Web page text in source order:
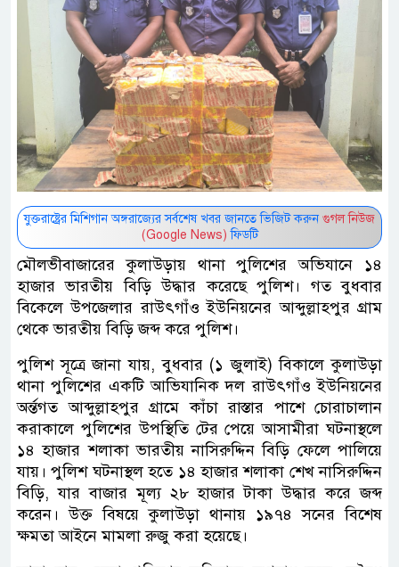
যুক্তরাষ্ট্রের মিশিগান অঙ্গরাজ্যের সর্বশেষ খবর জানতে ভিজিট করুন গুগল নিউজ
(Google News) ফিডটি
মৌলভীবাজারের কুলাউড়ায় থানা পুলিশের অভিযানে ১৪
হাজার ভারতীয় বিড়ি উদ্ধার করেছে পুলিশ। গত বুধবার
বিকেলে উপজেলার রাউৎগাঁও ইউনিয়নের আব্দুল্লাহপুর গ্রাম
থেকে ভারতীয় বিড়ি জব্দ করে পুলিশ।
পুলিশ সূত্রে জানা যায়, বুধবার (১ জুলাই) বিকালে কুলাউড়া
থানা পুলিশের একটি আভিযানিক দল রাউৎগাঁও ইউনিয়নের
অর্ন্তগত আব্দুল্লাহপুর গ্রামে কাঁচা রাস্তার পাশে চোরাচালান
করাকালে পুলিশের উপস্থিতি টের পেয়ে আসামীরা ঘটনাস্থলে
১৪ হাজার শলাকা ভারতীয় নাসিরুদ্দিন বিড়ি ফেলে পালিয়ে
যায়। পুলিশ ঘটনাস্থল হতে ১৪ হাজার শলাকা শেখ নাসিরুদ্দিন
বিড়ি, যার বাজার মূল্য ২৮ হাজার টাকা উদ্ধার করে জব্দ
করেন। উক্ত বিষয়ে কুলাউড়া থানায় ১৯৭৪ সনের বিশেষ
ক্ষমতা আইনে মামলা রুজু করা হয়েছে।